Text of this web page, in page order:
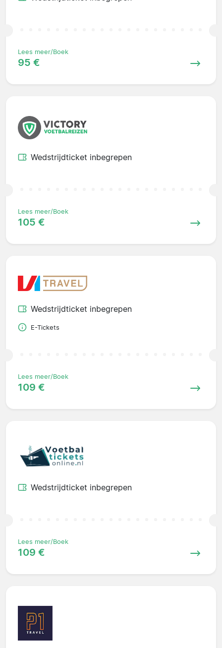
Lees meer/Boek
95 €
Wedstrijdticket inbegrepen
Lees meer/Boek
105 €
Wedstrijdticket inbegrepen
E-Tickets
Lees meer/Boek
109 €
Wedstrijdticket inbegrepen
Lees meer/Boek
109 €